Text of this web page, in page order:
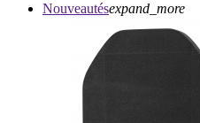
Nouveautésexpand_more